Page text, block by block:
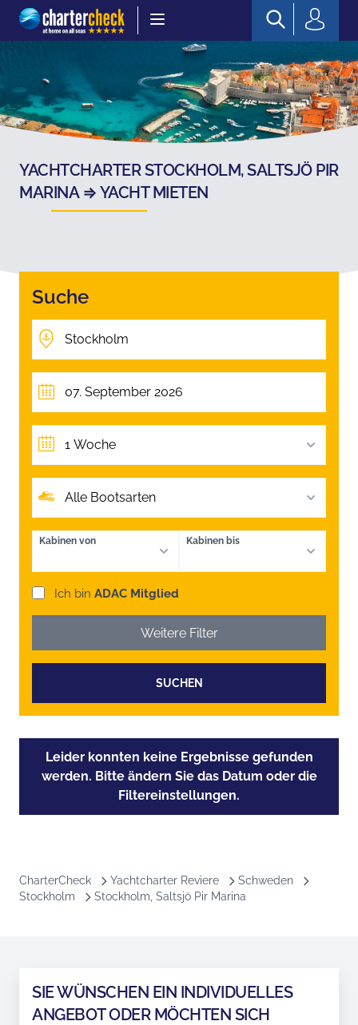
Chartercheck
YACHTCHARTER STOCKHOLM, SALTSJÖ PIR
MARINA ⇒ YACHT MIETEN
Suche
1 Woche
Alle Bootsarten
Kabinen von Kabinen bis
Ich bin ADAC Mitglied
Weitere Filter
SUCHEN
Leider konnten keine Ergebnisse gefunden
werden. Bitte ändern Sie das Datum oder die
Filtereinstellungen.
CharterCheck Yachtcharter Reviere
Schweden
Stockholm
Stockholm, Saltsjö Pir Marina
SIE WÜNSCHEN EIN INDIVIDUELLES
ANGEBOT ODER MÖCHTEN SICH